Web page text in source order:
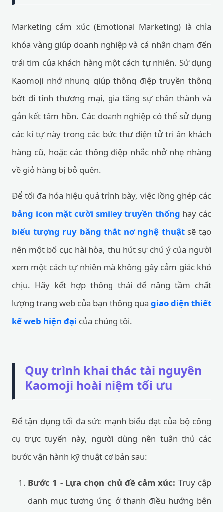
Marketing cảm xúc (Emotional Marketing) là chìa
khóa vàng giúp doanh nghiệp và cá nhân chạm đến
trái tim của khách hàng một cách tự nhiên. Sử dụng
Kaomoji nhớ nhung giúp thông điệp truyền thông
bớt đi tính thương mại, gia tăng sự chân thành và
gắn kết tâm hồn. Các doanh nghiệp có thể sử dụng
các kí tự này trong các bức thư điện tử tri ân khách
hàng cũ, hoặc các thông điệp nhắc nhở nhẹ nhàng
về giỏ hàng bị bỏ quên.
Để tối đa hóa hiệu quả trình bày, việc lồng ghép các
bảng icon mặt cười smiley truyền thống hay các
biểu tượng ruy băng thắt nơ nghệ thuậtsẽ tạo
nên một bố cục hài hòa, thu hút sự chú ý của người
xem một cách tự nhiên mà không gây cảm giác khó
chịu. Hãy kết hợp thông thái để nâng tầm chất
lượng trang web của bạn thông qua giao diện thiết
kế web hiện đại của chúng tôi.
Quy trình khai thác tài nguyên
Kaomoji hoài niệm tối ưu
Để tận dụng tối đa sức mạnh biểu đạt của bộ công
cụ trực tuyến này, người dùng nên tuân thủ các
bước vận hành kỹ thuật cơ bản sau:
Bước 1 - Lựa chọn chủ đề cảm xúc: Truy cập
danh mục tương ứng ở thanh điều hướng bên